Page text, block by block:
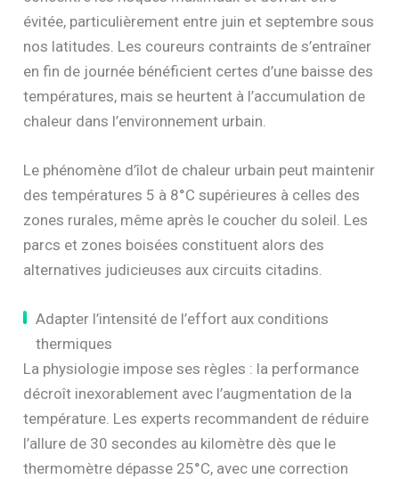
évitée, particulièrement entre juin et septembre sous
nos latitudes. Les coureurs contraints de s’entraîner
en fin de journée bénéficient certes d’une baisse des
températures, mais se heurtent à l’accumulation de
chaleur dans l’environnement urbain.
Le phénomène d’îlot de chaleur urbain peut maintenir
des températures 5 à 8°C supérieures à celles des
zones rurales, même après le coucher du soleil. Les
parcs et zones boisées constituent alors des
alternatives judicieuses aux circuits citadins.
Adapter l’intensité de l’effort aux conditions
thermiques
La physiologie impose ses règles : la performance
décroît inexorablement avec l’augmentation de la
température. Les experts recommandent de réduire
l’allure de 30 secondes au kilomètre dès que le
thermomètre dépasse 25°C, avec une correction